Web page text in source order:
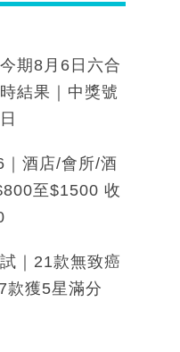
期8月6日六合
結果｜中獎號
｜酒店/會所/酒
至$1500 收
｜21款無致癌
款獲5星滿分